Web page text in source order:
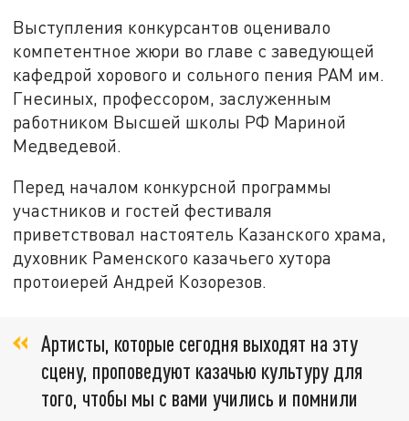
Выступления конкурсантов оценивало
компетентное жюри во главе с заведующей
кафедрой хорового и сольного пения РАМ им.
Гнесиных, профессором, заслуженным
работником Высшей школы РФ Мариной
Медведевой.
Перед началом конкурсной программы
участников и гостей фестиваля
приветствовал настоятель Казанского храма,
духовник Раменского казачьего хутора
протоиерей Андрей Козорезов.
Артисты, которые сегодня выходят на эту
сцену, проповедуют казачью культуру для
того, чтобы мы с вами учились и помнили